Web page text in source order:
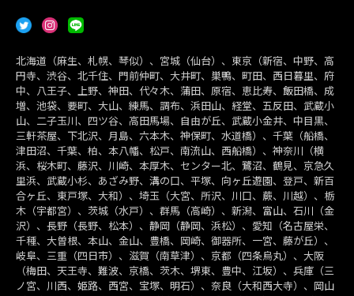
北海道（麻生、札幌、琴似）、宮城（仙台）、東京（新宿、中野、高
円寺、渋谷、北千住、門前仲町、大井町、巣鴨、町田、西日暮里、府
中、八王子、上野、神田、代々木、蒲田、原宿、恵比寿、飯田橋、成
増、池袋、要町、大山、練馬、調布、浜田山、経堂、五反田、武蔵小
山、二子玉川、四ツ谷、高田馬場、自由が丘、武蔵小金井、中目黒、
三軒茶屋、下北沢、月島、六本木、神保町、水道橋）、千葉（船橋、
津田沼、千葉、柏、本八幡、松戸、南流山、西船橋）、神奈川（横
浜、桜木町、藤沢、川崎、本厚木、センター北、鷺沼、鶴見、京急久
里浜、武蔵小杉、あざみ野、溝の口、平塚、向ヶ丘遊園、登戸、新百
合ヶ丘、東戸塚、大和）、埼玉（大宮、所沢、川口、蕨、川越）、栃
木（宇都宮）、茨城（水戸）、群馬（高崎）、新潟、富山、石川（金
沢）、長野（長野、松本）、静岡（静岡、浜松）、愛知（名古屋栄、
千種、大曽根、本山、金山、豊橋、岡崎、御器所、一宮、藤が丘）、
岐阜、三重（四日市）、滋賀（南草津）、京都（四条烏丸）、大阪
（梅田、天王寺、難波、京橋、茨木、堺東、豊中、江坂）、兵庫（三
ノ宮、川西、姫路、西宮、宝塚、明石）、奈良（大和西大寺）、岡山